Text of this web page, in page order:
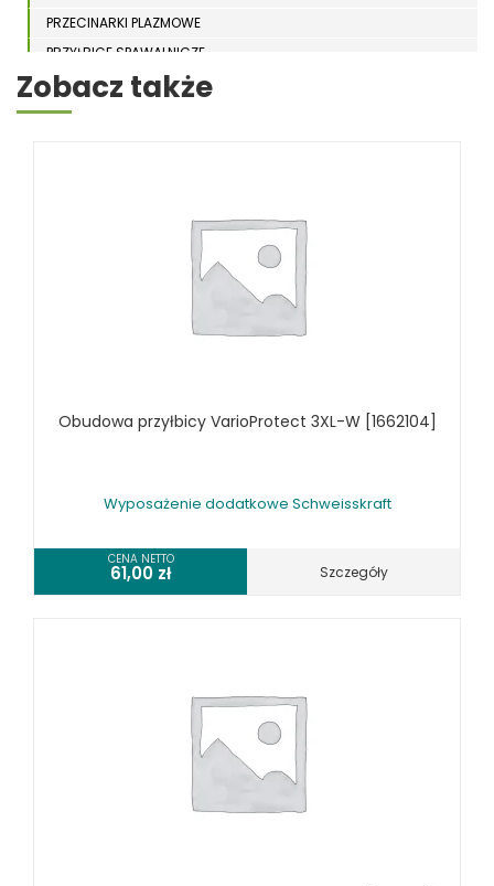
PRZECINARKI PLAZMOWE
PRZYŁBICE SPAWALNICZE
SPAWARKI
STOŁY SPAWALNICZE
WYPOSAŻENIE DODATKOWE SCHWEISSKRAFT
Zobacz także
Obudowa przyłbicy VarioProtect 3XL-W [1662104]
Wyposażenie dodatkowe Schweisskraft
CENA NETTO
61,00 zł Szczegóły